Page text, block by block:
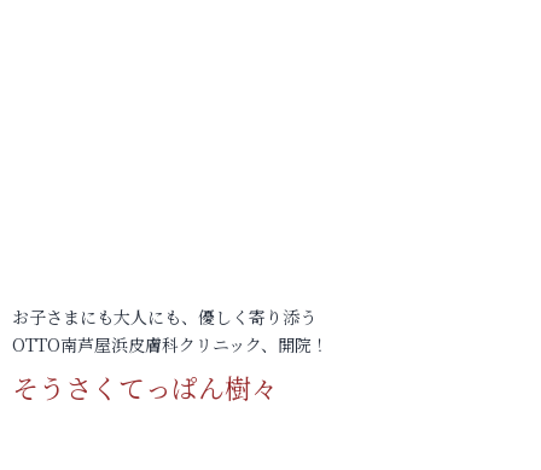
お子さまにも大人にも、優しく寄り添う
OTTO南芦屋浜皮膚科クリニック、開院！
そうさくてっぱん樹々